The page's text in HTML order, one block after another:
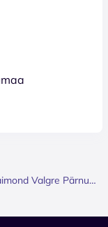
GIIDITUURID meistergiidiga: Raimond Valgre Pärnu - muusika ja armastuse radadel